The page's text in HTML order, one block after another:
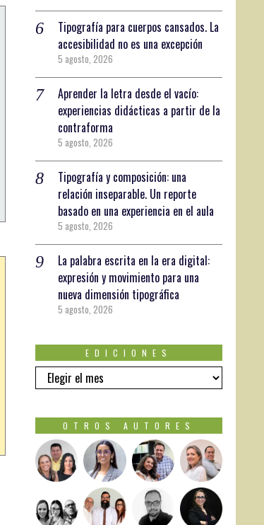
Tipografía para cuerpos cansados. La
accesibilidad no es una excepción
5 agosto, 2026
Aprender la letra desde el vacío:
experiencias didácticas a partir de la
contraforma
5 agosto, 2026
Tipografía y composición: una
relación inseparable. Un reporte
basado en una experiencia en el aula
5 agosto, 2026
La palabra escrita en la era digital:
expresión y movimiento para una
nueva dimensión tipográfica
5 agosto, 2026
EDICIONES
OTROS AUTORES